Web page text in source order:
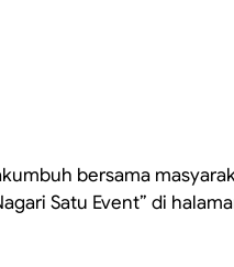
bersama
Satu Event” di